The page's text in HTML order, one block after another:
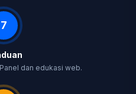
7
dan edukasi web.